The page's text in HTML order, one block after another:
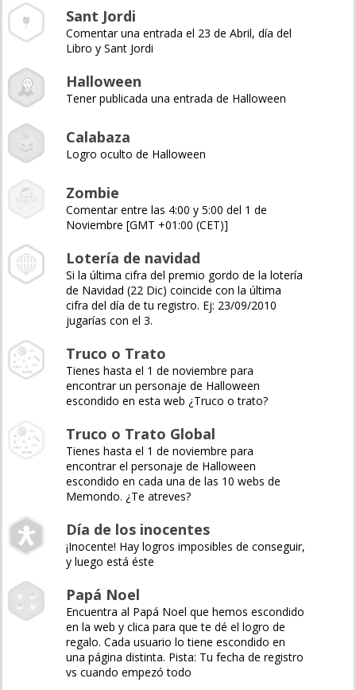
Sant Jordi
Comentar una entrada el 23 de Abril, día del
Libro y Sant Jordi
Halloween
Tener publicada una entrada de Halloween
Calabaza
Logro oculto de Halloween
Zombie
Comentar entre las 4:00 y 5:00 del 1 de
Noviembre [GMT +01:00 (CET)]
Lotería de navidad
Si la última cifra del premio gordo de la lotería
de Navidad (22 Dic) coincide con la última
cifra del día de tu registro. Ej: 23/09/2010
jugarías con el 3.
Truco o Trato
Tienes hasta el 1 de noviembre para
encontrar un personaje de Halloween
escondido en esta web ¿Truco o trato?
Truco o Trato Global
Tienes hasta el 1 de noviembre para
encontrar el personaje de Halloween
escondido en cada una de las 10 webs de
Memondo. ¿Te atreves?
Día de los inocentes
¡Inocente! Hay logros imposibles de conseguir,
y luego está éste
Papá Noel
Encuentra al Papá Noel que hemos escondido
en la web y clica para que te dé el logro de
regalo. Cada usuario lo tiene escondido en
una página distinta. Pista: Tu fecha de registro
vs cuando empezó todo